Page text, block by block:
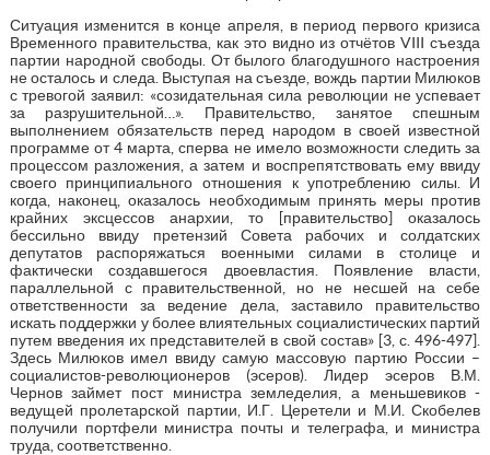
Ситуация изменится в конце апреля, в период первого кризиса
Временного правительства, как это видно из отчётов VIII съезда
партии народной свободы. От былого благодушного настроения
не осталось и следа. Выступая на съезде, вождь партии Милюков
с тревогой заявил: «созидательная сила революции не успевает
за разрушительной…». Правительство, занятое спешным
выполнением обязательств перед народом в своей известной
программе от 4 марта, сперва не имело возможности следить за
процессом разложения, а затем и воспрепятствовать ему ввиду
своего принципиального отношения к употреблению силы. И
когда, наконец, оказалось необходимым принять меры против
крайних эксцессов анархии, то [правительство] оказалось
бессильно ввиду претензий Совета рабочих и солдатских
депутатов распоряжаться военными силами в столице и
фактически создавшегося двоевластия. Появление власти,
параллельной с правительственной, но не несшей на себе
ответственности за ведение дела, заставило правительство
искать поддержки у более влиятельных социалистических партий
путем введения их представителей в свой состав» [3, с. 496-497].
Здесь Милюков имел ввиду самую массовую партию России –
социалистов-революционеров (эсеров). Лидер эсеров В.М.
Чернов займет пост министра земледелия, а меньшевиков -
ведущей пролетарской партии, И.Г. Церетели и М.И. Скобелев
получили портфели министра почты и телеграфа, и министра
труда, соответственно.